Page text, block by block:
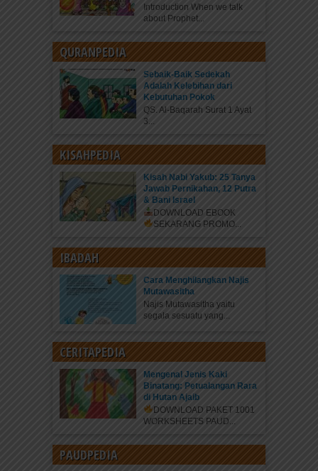
Introduction When we talk
about Prophet...
QURANPEDIA
Sebaik-Baik Sedekah
Adalah Kelebihan dari
Kebutuhan Pokok
QS. Al-Baqarah Surat 1 Ayat
3...
KISAHPEDIA
Kisah Nabi Yakub: 25 Tanya
Jawab Pernikahan, 12 Putra
& Bani Israel
DOWNLOAD EBOOK
SEKARANG PROMO...
IBADAH
Cara Menghilangkan Najis
Mutawasitha
Najis Mutawasitha yaitu
segala sesuatu yang...
CERITAPEDIA
Mengenal Jenis Kaki
Binatang: Petualangan Rara
di Hutan Ajaib
DOWNLOAD PAKET 1001
WORKSHEETS PAUD...
PAUDPEDIA